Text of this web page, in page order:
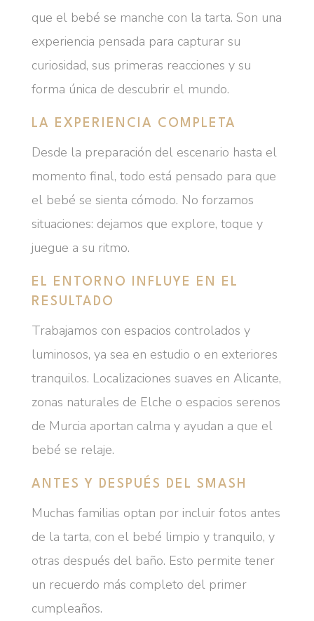
que el bebé se manche con la tarta. Son una
experiencia pensada para capturar su
curiosidad, sus primeras reacciones y su
forma única de descubrir el mundo.
LA EXPERIENCIA COMPLETA
Desde la preparación del escenario hasta el
momento final, todo está pensado para que
el bebé se sienta cómodo. No forzamos
situaciones: dejamos que explore, toque y
juegue a su ritmo.
EL ENTORNO INFLUYE EN EL
RESULTADO
Trabajamos con espacios controlados y
luminosos, ya sea en estudio o en exteriores
tranquilos. Localizaciones suaves en Alicante,
zonas naturales de Elche o espacios serenos
de Murcia aportan calma y ayudan a que el
bebé se relaje.
ANTES Y DESPUÉS DEL SMASH
Muchas familias optan por incluir fotos antes
de la tarta, con el bebé limpio y tranquilo, y
otras después del baño. Esto permite tener
un recuerdo más completo del primer
cumpleaños.